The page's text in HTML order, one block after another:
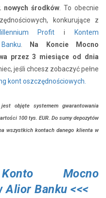
nowych środków . To obecnie
konkurujące z
Profit i
Kontem
Na Koncie Mocno
przez 3 miesiące od dnia
jeśli chcesz zobaczyć pełne
kont oszczędnościowych.
objęte systemem gwarantowania
100 tys. EUR. Do sumy depozytów
wszystkich kontach danego klienta w
Mocno
Alior Banku <<<